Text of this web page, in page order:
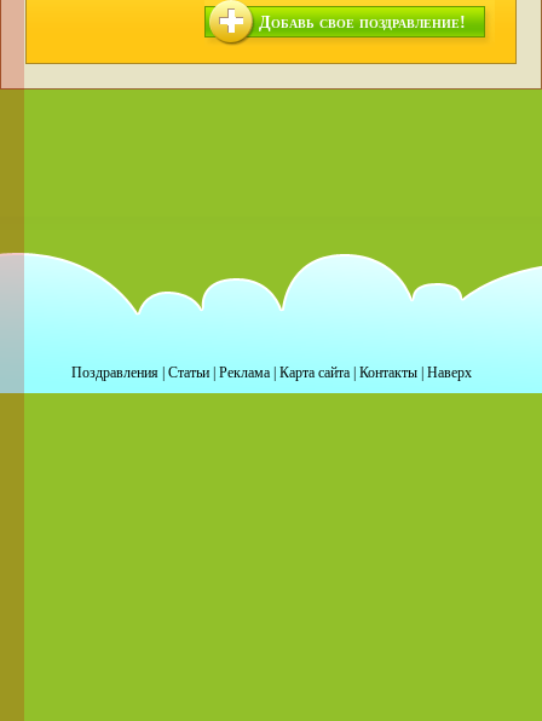
Добавь свое поздравление!
Поздравления| Статьи| Реклама| Карта сайта| Контакты| Наверх